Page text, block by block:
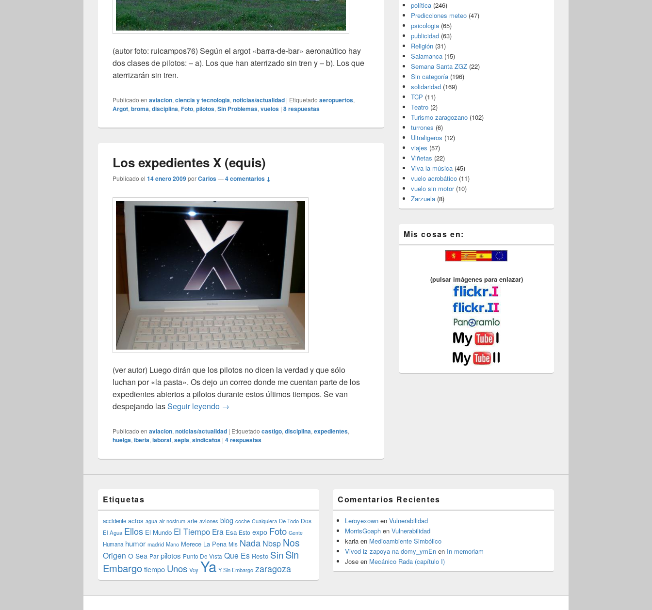
(autor foto: ruicampos76) Según el argot «barra-de-bar» aeronaútico hay
dos clases de pilotos: – a). Los que han aterrizado sin tren y – b). Los que
aterrizarán sin tren.
Publicado en aviacion, ciencia y tecnologia, noticias/actualidad | Etiquetado aeropuertos,
Argot, broma, disciplina, Foto, pilotos, Sin Problemas, vuelos | 8respuestas
Los expedientes X (equis)
Publicado el 14 enero 2009porCarlos—4 comentarios ↓
(ver autor) Luego dirán que los pilotos no dicen la verdad y que sólo
luchan por «la pasta». Os dejo un correo donde me cuentan parte de los
expedientes abiertos a pilotos durante estos últimos tiempos. Se van
despejando lasSeguir leyendo Los expedientes X (equis)
→
Publicado en aviacion, noticias/actualidad | Etiquetado castigo, disciplina, expedientes,
huelga, iberia, laboral, sepla, sindicatos | 4respuestas
política (246)
Predicciones meteo (47)
psicologia (65)
publicidad (63)
Religión (31)
Salamanca (15)
Semana Santa ZGZ (22)
Sin categoría (196)
solidaridad (169)
TCP (11)
Teatro (2)
Turismo zaragozano (102)
turrones (6)
Ultraligeros (12)
viajes (57)
Viñetas (22)
Viva la música (45)
vuelo acrobático (11)
vuelo sin motor(10)
Zarzuela (8)
Mis cosas en:
(pulsar imágenes para enlazar)
Etiquetas
accidente actos agua air nostrum arte aviones blog coche Cualquiera De Todo Dos
El Agua Ellos El Mundo El Tiempo Era Esa Esto expo Foto Gente
Humana humor madrid Mano Merece La Pena Mis Nada Nbsp Nos
Origen O Sea Par pilotos Punto De Vista Que Es Resto SinSin
Embargotiempo Unos Voy Ya Y Sin Embargo zaragoza
Comentarios Recientes
Leroyexown enVulnerabilidad
MorrisGoaph enVulnerabilidad
karla en Medioambiente Simbólico
Vivod iz zapoya na domy_ymEn en In memoriam
Jose en Mecánico Rada (capítulo I)